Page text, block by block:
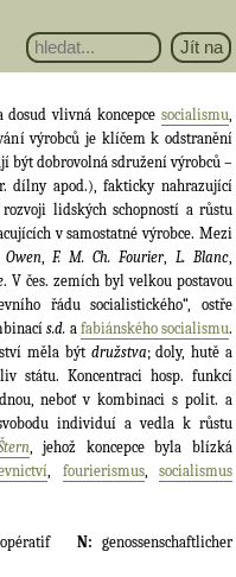
dosud vlivná koncepce socialismu,
výrobců je klíčem k odstranění
být dobrovolná sdružení výrobců –
dílny apod.), fakticky nahrazující
lidských schopností a růstu
v samostatné výrobce. Mezi
Owen,F. M. Ch. Fourier,L. Blanc,
. V čes. zemích byl velkou postavou
řádu socialistického“, ostře
s.d. a fabiánského socialismu.
měla být družstva; doly, hutě a
státu. Koncentraci hosp. funkcí
neboť v kombinaci s polit. a
individuí a vedla k růstu
, jehož koncepce byla blízká
, fourierismus, socialismus
genossenschaftlicher